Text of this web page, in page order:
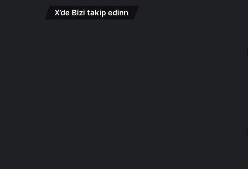
X’de Bizi takip edinn